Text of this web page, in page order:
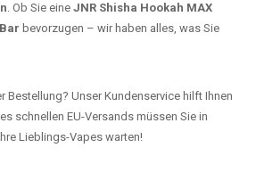
. Ob Sie eine JNR Shisha Hookah MAX
bevorzugen – wir haben alles, was Sie
Bestellung? Unser Kundenservice hilft Ihnen
schnellen EU-Versands müssen Sie in
Lieblings-Vapes warten!